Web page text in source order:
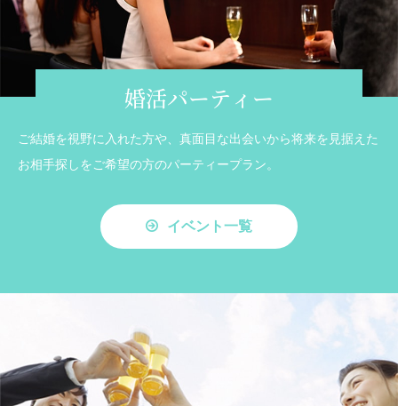
婚活パーティー
ご結婚を視野に入れた方や、真面目な出会いから将来を見据えた
お相手探しをご希望の方のパーティープラン。
イベント一覧